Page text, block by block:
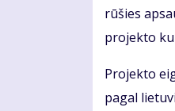
rūšies
projekto
Projekto
pagal